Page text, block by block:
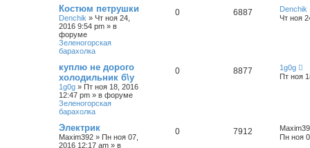
Костюм петрушки
Denchik » Чт ноя 24,
2016 9:54 pm » в
форуме
Зеленогорская
барахолка
0 6887
Denchik
Чт ноя
куплю не дорого
холодильник б\у
1g0g » Пт ноя 18, 2016
12:47 pm » в форуме
Зеленогорская
барахолка
0 8877
1g0g
Пт ноя
Электрик
Maxim392 » Пн ноя 07,
2016 12:17 am » в
0 7912
Пн ноя